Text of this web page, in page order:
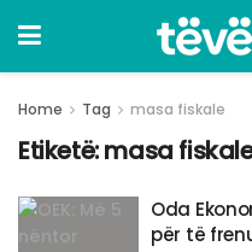
Home Tag masa fiskale
Etiketë:masa
Oda
për të